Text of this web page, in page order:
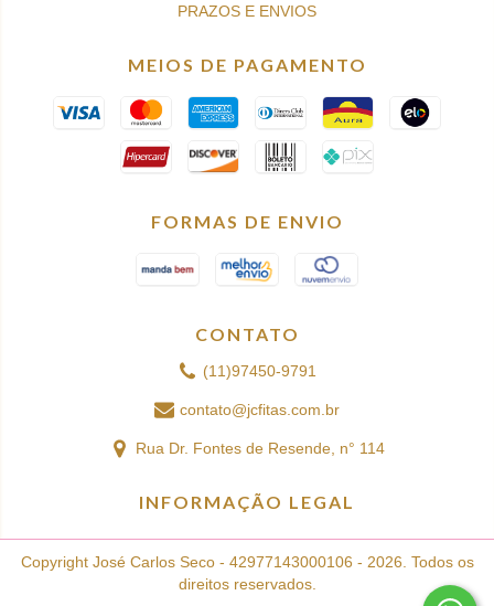
PRAZOS E ENVIOS
MEIOS DE PAGAMENTO
FORMAS DE ENVIO
CONTATO
(11)97450-9791
contato@jcfitas.com.br
Rua Dr. Fontes de Resende, n° 114
INFORMAÇÃO LEGAL
Copyright José Carlos Seco - 42977143000106 - 2026. Todos os
direitos reservados.